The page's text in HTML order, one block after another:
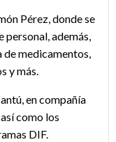
Pérez, donde se
personal, además,
de medicamentos,
y más.
en compañía
como los
DIF.